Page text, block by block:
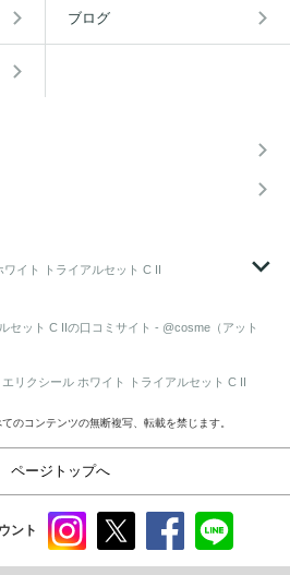
ブログ
ワイト トライアルセット C II
セット C II の口コミサイト - @cosme（アット
エリクシール ホワイト トライアルセット C II
のコンテンツの無断複写、転載を禁じます。
ページトップへ
ント